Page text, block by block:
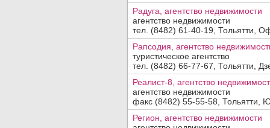
Радуга, агентство недвижимости
агентство недвижимости
тел. (8482) 61-40-19, Тольятти,
Рапсодия, агентство
туристическое агентство
тел. (8482) 66-77-67, Тольятти,
Реалист-8, агентство
агентство недвижимости
факс (8482) 55-55-58, Тольятти,
Регион, агентство недвижимости